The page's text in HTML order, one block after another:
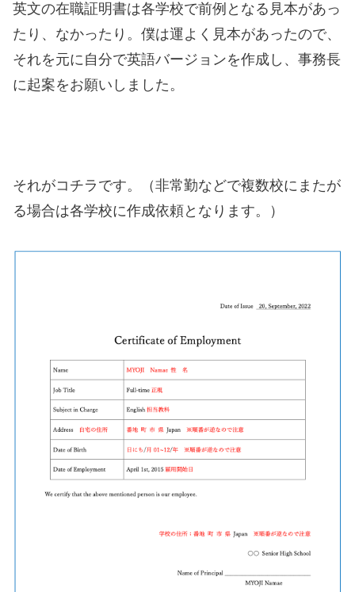
英文の在職証明書は各学校で前例となる見本があっ
たり、なかったり。僕は運よく見本があったので、
それを元に自分で英語バージョンを作成し、事務長
に起案をお願いしました。
それがコチラです。（非常勤などで複数校にまたが
る場合は各学校に作成依頼となります。）